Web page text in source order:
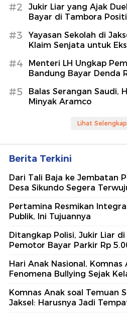
#2
Jukir Liar yang Ajak
Bayar di Tambora
#3
Yayasan Sekolah di
Klaim Senjata untuk
#4
Menteri LH Ungkap
Bandung Bayar Denda
#5
Balas Serangan Saudi,
Minyak Aramco
Lihat
Berita Terkini
Dari Tali Baja ke Jembatan
Desa Sikundo Segera
Pertamina Resmikan
Publik, Ini Tujuannya
Ditangkap Polisi, Jukir Liar
Pemotor Bayar Parkir Rp
Hari Anak Nasional, Komnas
Fenomena Bullying Sejak
Komnas Anak soal Temuan
Jaksel: Harusnya Jadi